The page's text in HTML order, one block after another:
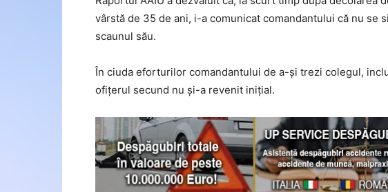
vârstă de 35 de ani, i-a comunicat comandantului că nu se
scaunul său.
În ciuda eforturilor comandantului de a-și trezi colegul,
ofițerul secund nu și-a revenit inițial.